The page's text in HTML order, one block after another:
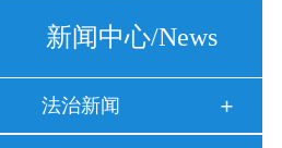
新闻中心/News
法治新闻